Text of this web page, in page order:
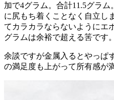
加で4グラム。合計11.5グラ
に尻もち着くことなく自立し
てカラカラならないようにエ
グラムは余裕で超える筈です。
余談ですが金属入るとやっぱ
の満足度も上がって所有感が